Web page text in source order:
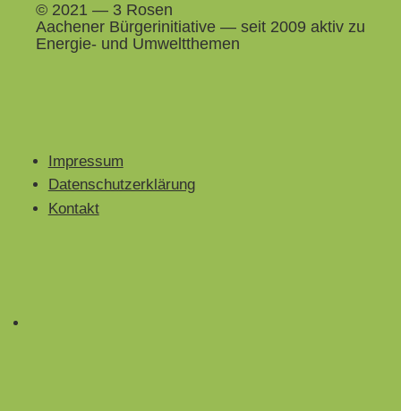
© 2021 — 3 Rosen
Aach­en­er Bürg­erini­tia­tive — seit 2009 aktiv zu
Energie- und Umweltthemen
Impressum
Datenschutzerklärung
Kontakt